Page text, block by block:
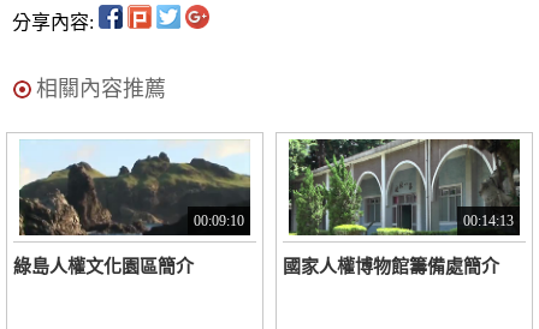
分享內容:
相關內容推薦
00:09:10
綠島人權文化園區簡介
00:14:13
國家人權博物館籌備處簡介